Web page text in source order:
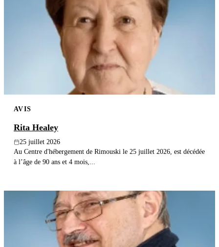
AVIS
Rita Healey
25 juillet 2026
Au Centre d'hébergement de Rimouski le 25 juillet 2026, est décédée
à l’âge de 90 ans et 4 mois,...